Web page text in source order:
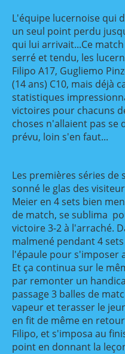
L'équipe lucernoise qui
un seul point perdu
qui lui arrivait...Ce
serré et tendu, les
Filipo A17, Gugliemo
(14 ans) C10, mais déjà
statistiques
victoires pour chacuns
choses n'allaient pas se
prévu, loin s'en faut...
Les premières séries
sonné le glas des
Meier en 4 sets bien
de match, se sublima
victoire 3-2 à l'arraché.
malmené pendant 4
l'épaule pour s'imposer
Et ça continua sur le
par remonter un
passage 3 balles de
vapeur et terasser le
en fit de même en
Filipo, et s'imposa au
point en donnant la